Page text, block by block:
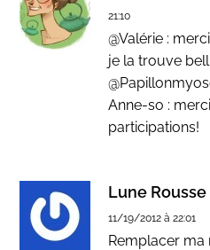
21:10
@Valérie :
je la trouve
Anne-so :
participations!
Lune Rousse
11/19/2012 à 22:01
Remplacer ma